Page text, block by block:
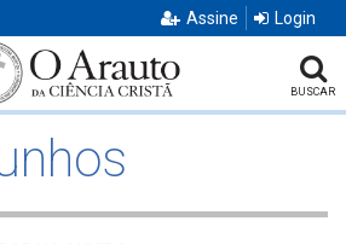
Assine Login
BUSCAR